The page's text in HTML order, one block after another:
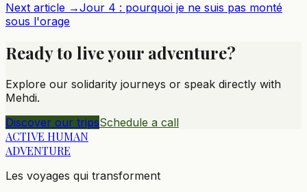
Next article →Jour 4 : pourquoi je ne suis pas monté
sous l'orage
Ready to live your adventure?
Explore our solidarity journeys or speak directly with
Mehdi.
Discover our tripsSchedule a call
ACTIVE HUMAN
ADVENTURE
Les voyages qui transforment